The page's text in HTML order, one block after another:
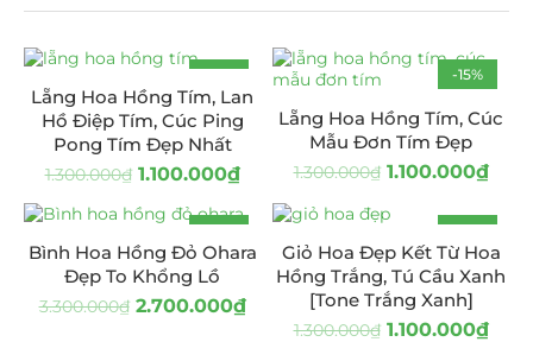
-15%
Lẵng Hoa Hồng Tím, Lan
Hồ Điệp Tím, Cúc Ping
Pong Tím Đẹp Nhất
1.300.000₫ 1.100.000₫
-15%
HOT
Lẵng Hoa Hồng Tím, Cúc
Mẫu Đơn Tím Đẹp
1.300.000₫ 1.100.000₫
-18%
HOT
Bình Hoa Hồng Đỏ Ohara
Đẹp To Khổng Lồ
3.300.000₫ 2.700.000₫
-15%
Giỏ Hoa Đẹp Kết Từ Hoa
Hồng Trắng, Tú Cầu Xanh
[Tone Trắng Xanh]
1.300.000₫ 1.100.000₫